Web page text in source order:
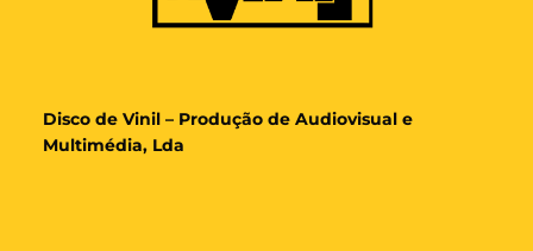
Disco de Vinil – Produção de Audiovisual e
Multimédia, Lda